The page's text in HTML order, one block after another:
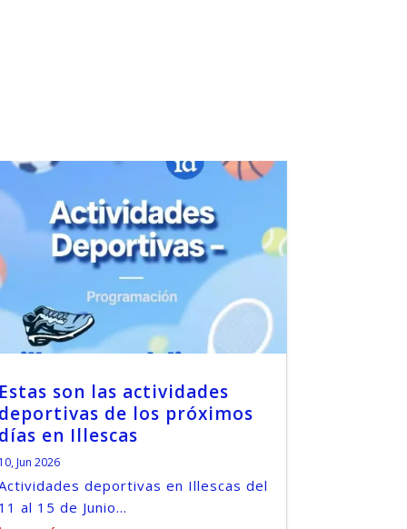
Estas son las actividades
deportivas de los próximos
días en Illescas
10, Jun 2026
deportivas en Illescas del
11 al 15 de Junio...